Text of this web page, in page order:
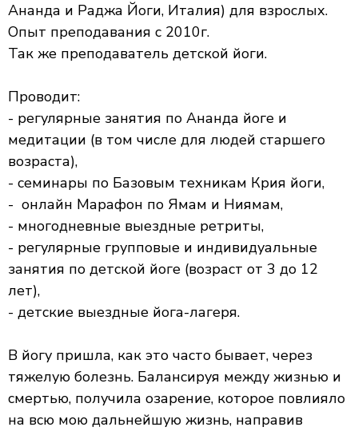
Ананда и Раджа Йоги, Италия) для взрослых.
Опыт преподавания с 2010г.
Так же преподаватель детской йоги.
Проводит:
- регулярные занятия по Ананда йоге и
медитации (в том числе для людей старшего
возраста),
- семинары по Базовым техникам Крия йоги,
- онлайн Марафон по Ямам и Ниямам,
- многодневные выездные ретриты,
- регулярные групповые и индивидуальные
занятия по детской йоге (возраст от 3 до 12
лет),
- детские выездные йога-лагеря.
В йогу пришла, как это часто бывает, через
тяжелую болезнь. Балансируя между жизнью и
смертью, получила озарение, которое повлияло
на всю мою дальнейшую жизнь, направив